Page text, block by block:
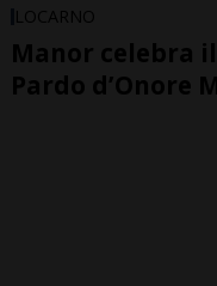
LOCARNO
Manor celebra
Pardo d’Onore